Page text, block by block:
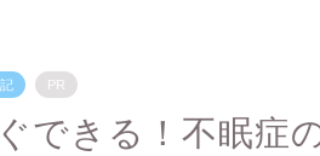
PR
できる！不眠症